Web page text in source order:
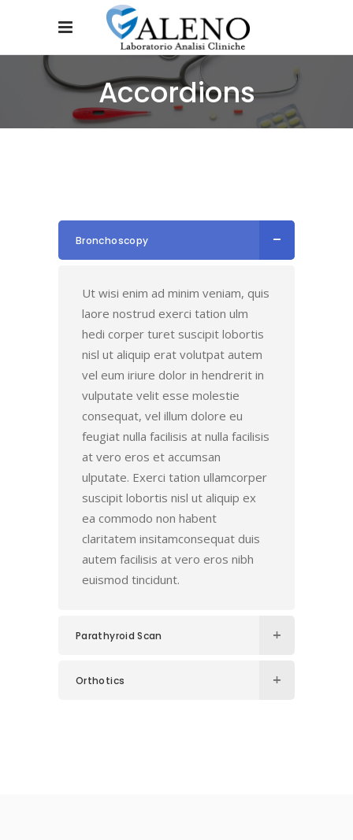
Accordions
Bronchoscopy
Ut wisi enim ad minim veniam, quis
laore nostrud exerci tation ulm
hedi corper turet suscipit lobortis
nisl ut aliquip erat volutpat autem
vel eum iriure dolor in hendrerit in
vulputate velit esse molestie
consequat, vel illum dolore eu
feugiat nulla facilisis at nulla facilisis
at vero eros et accumsan
ulputate. Exerci tation ullamcorper
suscipit lobortis nisl ut aliquip ex
ea commodo non habent
claritatem insitamconsequat duis
autem facilisis at vero eros nibh
euismod tincidunt.
Parathyroid Scan
Orthotics